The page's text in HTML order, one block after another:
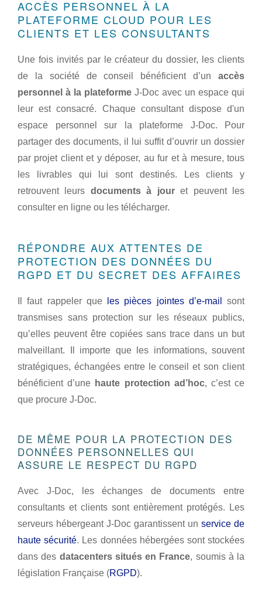
ACCÈS PERSONNEL À LA
PLATEFORME CLOUD POUR LES
CLIENTS ET LES CONSULTANTS
Une fois invités par le créateur du dossier, les clients
de la société de conseil bénéficient d’un accès
personnel à la plateforme J-Doc avec un espace qui
leur est consacré. Chaque consultant dispose d'un
espace personnel sur la plateforme J-Doc. Pour
partager des documents, il lui suffit d’ouvrir un dossier
par projet client et y déposer, au fur et à mesure, tous
les livrables qui lui sont destinés. Les clients y
retrouvent leurs documents à jouret peuvent les
consulter en ligne ou les télécharger.
RÉPONDRE AUX ATTENTES DE
PROTECTION DES DONNÉES DU
RGPD ET DU SECRET DES AFFAIRES
Il faut rappeler que les pièces jointes d’e-mail
sont
transmises sans protection sur les réseaux publics,
qu’elles peuvent être copiées sans trace dans un but
malveillant. Il importe que les informations, souvent
stratégiques, échangées entre le conseil et son client
bénéficient d’une haute protection ad’hoc, c’est ce
que procure J-Doc.
DE MÊME POUR LA PROTECTION DES
DONNÉES PERSONNELLES QUI
ASSURE LE RESPECT DU RGPD
Avec J-Doc, les échanges de documents entre
consultants et clients sont entièrement protégés. Les
serveurs hébergeant J-Doc garantissent un service de
haute sécurité. Les données hébergées sont stockées
dans des datacenters situés en France, soumis à la
législation Française (RGPD).